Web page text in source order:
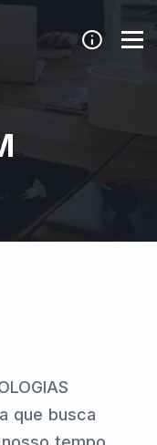
que busca